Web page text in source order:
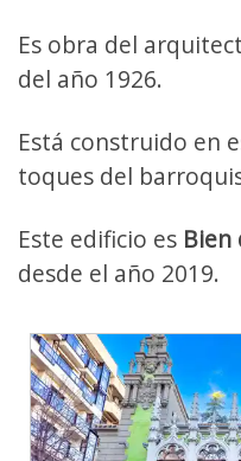
Es obra del
del año 1926.
Está construido en
toques del
Este edificio es Bien
desde el año 2019.